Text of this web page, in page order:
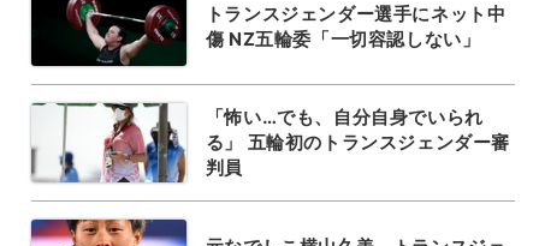
トランスジェンダー選手にネット中
傷 NZ五輪委「一切容認しない」
「怖い…でも、自分自身でいられ
る」 五輪初のトランスジェンダー審
判員